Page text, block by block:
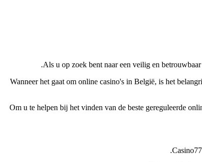
Als u op zoek bent naar een veilig en
Wanneer het gaat om online casino's in België, is het
Om u te helpen bij het vinden van de beste gereguleerde